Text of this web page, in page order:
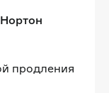
продления